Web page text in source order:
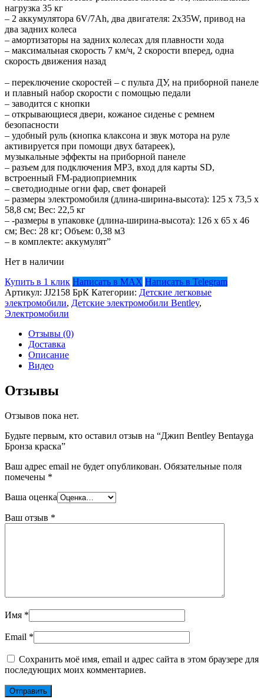
нагрузка 35 кг
– 2 аккумулятора 6V/7Ah, два двигателя: 2x35W, привод на
два задних колеса
– амортизаторы на задних колесах для плавности хода
– максимальная скорость 7 км/ч, 2 скорости вперед, одна
скорость движения назад
– переключение скоростей – с пульта ДУ, на приборной панеле
и плавный набор скорости с помощью педали
– заводится с кнопки
– открывающиеся двери, кожаное сиденье с ремнем
безопасности
– удобный руль (кнопка клаксона и звук мотора на руле
активируется при помощи двух батареек),
музыкальные эффекты на приборной панеле
– разъем для подключения MP3, вход для карты SD,
встроенный FM-радиоприемник
– светодиодные огни фар, свет фонарей
– размеры электромобиля (длина-ширина-высота): 125 х 73,5 х
58,8 см; Вес: 22,5 кг
– -размеры в упаковке (длина-ширина-высота): 126 х 65 х 46
см; Вес: 28 кг; Объем: 0,38 м3
– в комплекте: аккумулят”
Нет в наличии
Купить в 1 клик Написать в MAX Написать в Telegram
Артикул: JJ2158 БрК Категории: Детские легковые
электромобили, Детские электромобили Bentley,
Электромобили
Отзывы (0)
Доставка
Описание
Видео
Отзывы
Отзывов пока нет.
Будьте первым, кто оставил отзыв на “Джип Bentley Bentayga
Бронза краска”
Ваш адрес email не будет опубликован. Обязательные поля
помечены *
Ваша оценка
Ваш отзыв *
Имя *
Email *
Сохранить моё имя, email и адрес сайта в этом браузере для
последующих моих комментариев.